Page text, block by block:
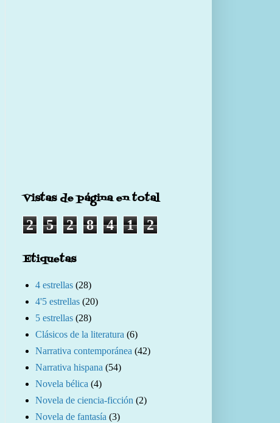
Vistas de página en total
2 5 2 8 4 1 2
Etiquetas
4 estrellas (28)
4'5 estrellas (20)
5 estrellas (28)
Clásicos de la literatura (6)
Narrativa contemporánea (42)
Narrativa hispana (54)
Novela bélica (4)
Novela de ciencia-ficción (2)
Novela de fantasía (3)